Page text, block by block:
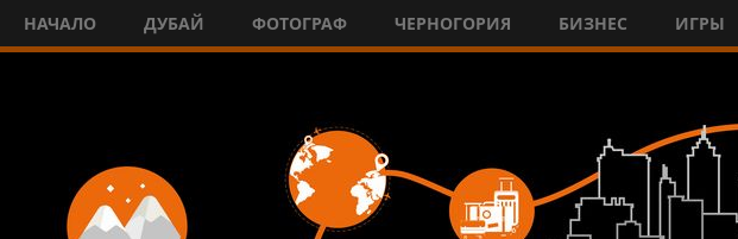
НАЧАЛО ДУБАЙ ФОТОГРАФ ЧЕРНОГОРИЯ БИЗНЕС ИГРЫ